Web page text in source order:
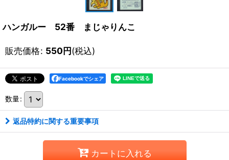
ハンガルー 52番 まじゃりんこ
販売価格: 550円(税込)
Facebookでシェア
数量:
返品特約に関する重要事項
カートに入れる